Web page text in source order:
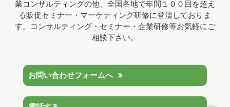
業コンサルティングの他、全国各地で年間１００回を超え
る販促セミナー・マーケティング研修に登壇しておりま
す。コンサルティング・セミナー・企業研修等お気軽にご
相談下さい。
お問い合わせフォームへ